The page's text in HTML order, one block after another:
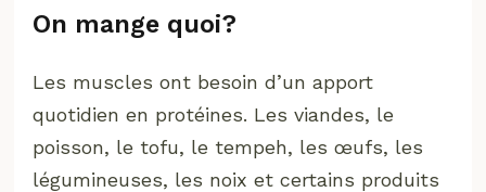
On mange quoi?
Les muscles ont besoin d’un apport
quotidien en protéines. Les viandes, le
poisson, le tofu, le tempeh, les œufs, les
légumineuses, les noix et certains produits